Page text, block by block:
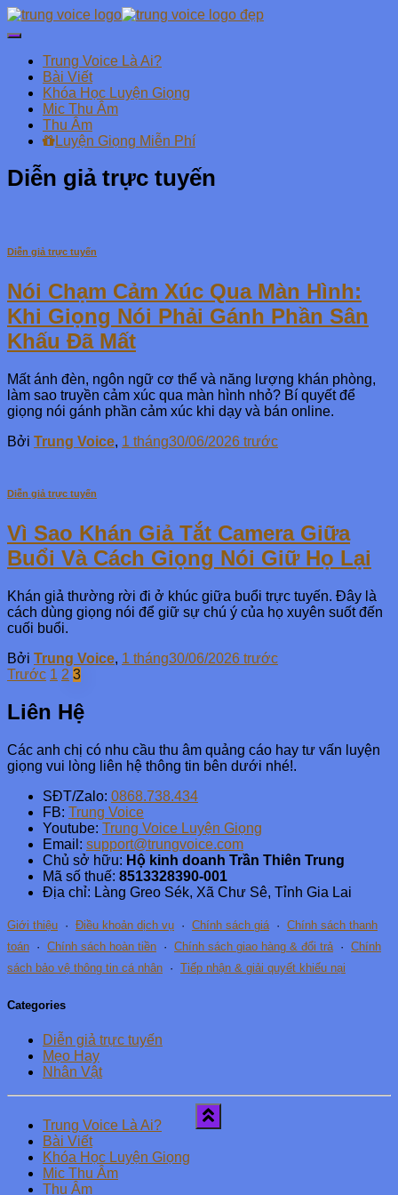
Chuyển
Danh
mục
chính
Trung Voice Là Ai?
Bài Viết
Khóa Học Luyện Giọng
Mic Thu Âm
Thu Âm
Luyện Giọng Miễn Phí
Diễn giả trực tuyến
Diễn giả trực tuyến
Nói Chạm Cảm Xúc Qua Màn Hình:
Khi Giọng Nói Phải Gánh Phần Sân
Khấu Đã Mất
Mất ánh đèn, ngôn ngữ cơ thể và năng lượng khán phòng,
làm sao truyền cảm xúc qua màn hình nhỏ? Bí quyết để
giọng nói gánh phần cảm xúc khi dạy và bán online.
Bởi Trung Voice, 1 tháng30/06/2026 trước
Diễn giả trực tuyến
Vì Sao Khán Giả Tắt Camera Giữa
Buổi Và Cách Giọng Nói Giữ Họ Lại
Khán giả thường rời đi ở khúc giữa buổi trực tuyến. Đây là
cách dùng giọng nói để giữ sự chú ý của họ xuyên suốt đến
cuối buổi.
Bởi Trung Voice, 1 tháng30/06/2026 trước
Phân
trang
bài
viết
Trước 1 2 3
Liên Hệ
Các anh chị có nhu cầu thu âm quảng cáo hay tư vấn luyện
giọng vui lòng liên hệ thông tin bên dưới nhé!.
SĐT/Zalo: 0868.738.434
FB: Trung Voice
Youtube: Trung Voice Luyện Giọng
Email: support@trungvoice.com
Chủ sở hữu: Hộ kinh doanh Trần Thiên Trung
Mã số thuế: 8513328390-001
Địa chỉ: Làng Greo Sék, Xã Chư Sê, Tỉnh Gia Lai
Giới thiệu · Điều khoản dịch vụ · Chính sách giá· Chính sách thanh
toán · Chính sách hoàn tiền · Chính sách giao hàng & đổi trả· Chính
sách bảo vệ thông tin cá nhân · Tiếp nhận & giải quyết khiếu nại
Categories
Diễn giả trực tuyến
Mẹo Hay
Nhân Vật
Trung Voice Là Ai?
Bài Viết
Khóa Học Luyện Giọng
Mic Thu Âm
Thu Âm